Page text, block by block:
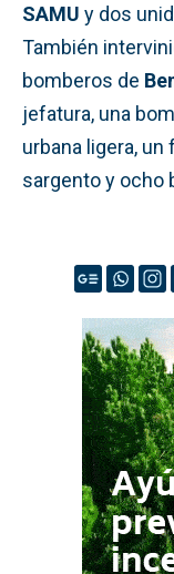
SAMU y dos
También
bomberos de
jefatura, una
urbana ligera,
sargento y ocho